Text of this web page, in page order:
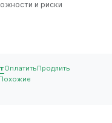
и риски
Оплатить Продлить
Похожие